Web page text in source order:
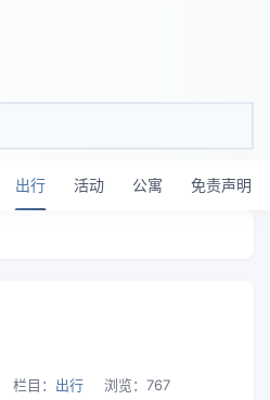
出行 活动 公寓 免责声明
栏目： 出行 浏览： 767